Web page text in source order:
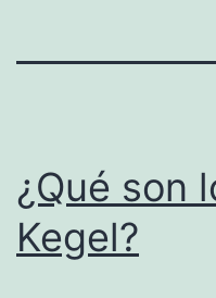
¿Qué son
Kegel?